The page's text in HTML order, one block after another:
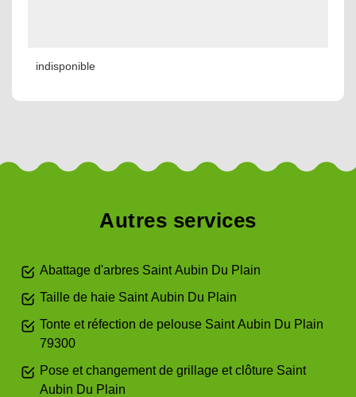
indisponible
Autres services
Abattage d'arbres Saint Aubin Du Plain
Taille de haie Saint Aubin Du Plain
Tonte et réfection de pelouse Saint Aubin Du Plain
79300
Pose et changement de grillage et clôture Saint
Aubin Du Plain